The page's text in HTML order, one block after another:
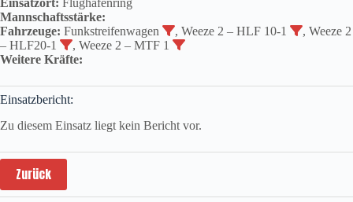
Einsatzort: Flughafenring
Mannschaftsstärke:
Fahrzeuge: Funkstreifenwagen , Weeze 2 – HLF 10-1
, Weeze 2
– HLF20-1
, Weeze 2 – MTF 1
Weitere Kräfte:
Einsatzbericht:
Zu diesem Einsatz liegt kein Bericht vor.
Zurück